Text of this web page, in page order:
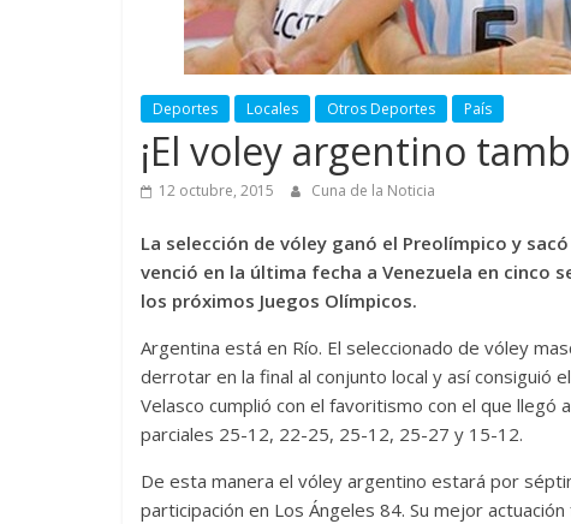
Deportes Locales Otros Deportes País
¡El voley argentino
12 octubre, 2015 Cuna de la Noticia
La selección de vóley ganó el Preolímpico y
venció en la última fecha a Venezuela en cinco
los próximos Juegos Olímpicos.
Argentina está en Río. El seleccionado de vóley
derrotar en la final al conjunto local y así consiguió
Velasco cumplió con el favoritismo con el que llegó
parciales 25-12, 22-25, 25-12, 25-27 y 15-12.
De esta manera el vóley argentino estará por
participación en Los Ángeles 84. Su mejor